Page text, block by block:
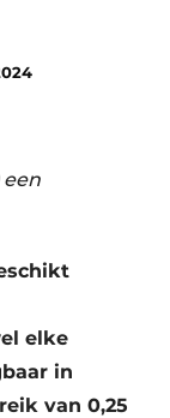
elke
in
van 0,25